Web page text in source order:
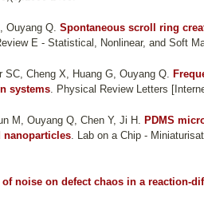
Ouyang Q. Spontaneous scroll ring
E - Statistical, Nonlinear, and Soft
Cheng X, Huang G, Ouyang Q.
systems. Physical Review Letters
M, Ouyang Q, Chen Y, Ji H . PDMS
. Lab on a Chip -
of noise on defect chaos in a reaction-